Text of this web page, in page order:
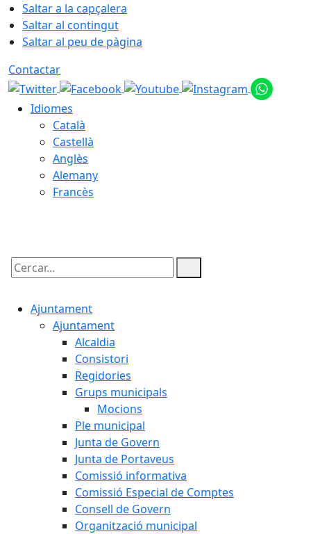
Saltar a la capçalera
Saltar al contingut
Saltar al peu de pàgina
Contactar
Idiomes
Català
Castellà
Anglès
Alemany
Francès
Cercar:
Ajuntament
Ajuntament
Alcaldia
Consistori
Regidories
Grups municipals
Mocions
Ple municipal
Junta de Govern
Junta de Portaveus
Comissió informativa
Comissió Especial de Comptes
Consell de Govern
Organització municipal